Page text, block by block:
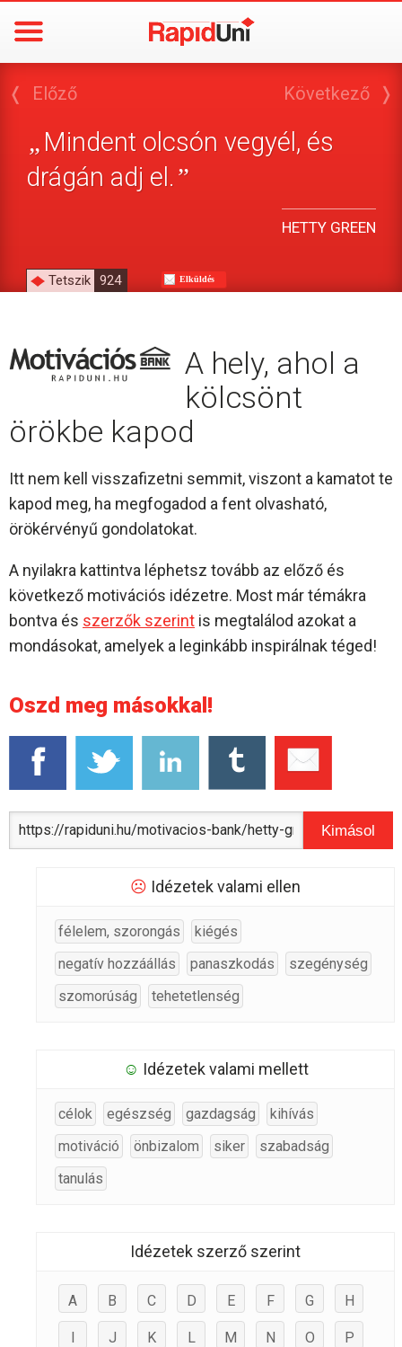
❬ Előző
„ Mindent olcsón vegyél, és
drágán adj el.”
HETTY GREEN
Következő ❭
Tetszik 924 Elküldés
A hely, ahol a
kölcsönt
örökbe kapod
Itt nem kell visszafizetni semmit, viszont a kamatot te
kapod meg, ha megfogadod a fent olvasható,
örökérvényű gondolatokat.
A nyilakra kattintva léphetsz tovább az előző és
következő motivációs idézetre. Most már témákra
bontva és szerzők szerint is megtalálod azokat a
mondásokat, amelyek a leginkább inspirálnak téged!
Oszd meg másokkal!
Kimásol
☹ Idézetek valami ellen
félelem, szorongás
kiégés
negatív hozzáállás
panaszkodás
szegénység
szomorúság
tehetetlenség
☺ Idézetek valami mellett
célok egészség gazdagság
kihívás
motiváció
önbizalom siker
szabadság
tanulás
Idézetek szerző szerint
A B C D E F G H
I J K L M N O P